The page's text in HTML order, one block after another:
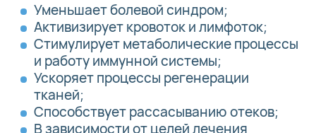
Уменьшает болевой синдром;
Активизирует кровоток и лимфоток;
Стимулирует метаболические процессы
и работу иммунной системы;
Ускоряет процессы регенерации
тканей;
Способствует рассасыванию отеков;
В зависимости от целей лечения